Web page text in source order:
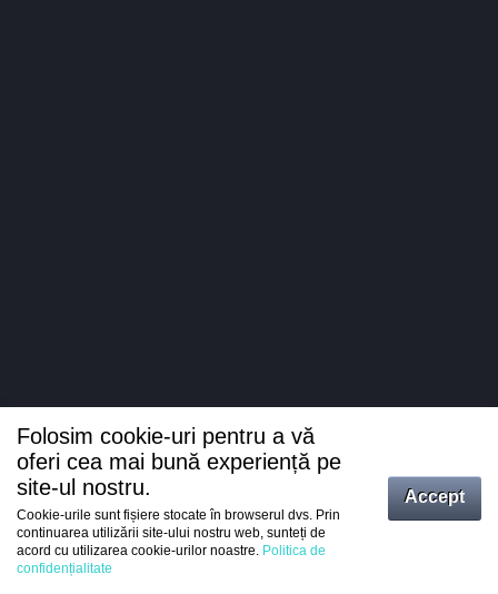
Intrați
Folosim cookie-uri pentru a vă
oferi cea mai bună experiență pe
site-ul nostru.
Cookie-urile sunt fișiere stocate în browserul dvs. Prin
continuarea utilizării site-ului nostru web, sunteți de
acord cu utilizarea cookie-urilor noastre. Politica de
confidențialitate
Accept